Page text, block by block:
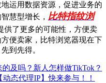
运用数据资源，促进业务的
慧型增长， 比特指纹浏
供了更多的可能性，方便卖
便卖家，比特浏览器现在下
到先得。
及吗？新人怎样做TikTok？
态代理IP】快来参与！！